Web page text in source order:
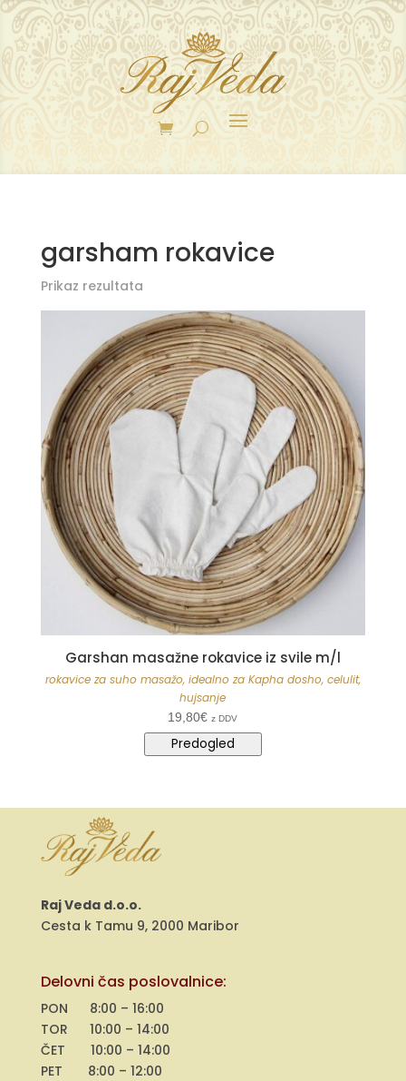
garsham rokavice
Prikaz rezultata
Garshan masažne rokavice iz svile m/l
rokavice za suho masažo, idealno za Kapha dosho, celulit,
hujsanje
19,80€ z DDV
Predogled
Raj Veda d.o.o.
Cesta k Tamu 9, 2000 Maribor
Delovni čas poslovalnice:
PON 8:00 – 16:00
TOR 10:00 – 14:00
ČET 10:00 – 14:00
PET 8:00 – 12:00